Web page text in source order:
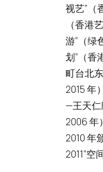
视艺”（
（香港
游”（绿
划”（香
町台北
2015 年
—王天仁
2006 年
2010 年
2011”空